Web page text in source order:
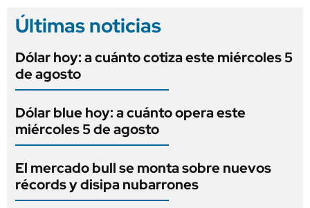
Últimas noticias
Dólar hoy: a cuánto cotiza este miércoles 5
de agosto
Dólar blue hoy: a cuánto opera este
miércoles 5 de agosto
El mercado bull se monta sobre nuevos
récords y disipa nubarrones